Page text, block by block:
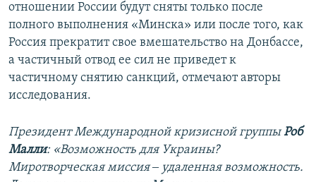
отношении России будут сняты только после
полного выполнения «Минска» или после того, как
Россия прекратит свое вмешательство на Донбассе,
а частичный отвод ее сил не приведет к
частичному снятию санкций, отмечают авторы
исследования.
Президент Международной кризисной группыРоб
Малли: «Возможность для Украины?
Миротворческая миссия ‒ удаленная возможность.